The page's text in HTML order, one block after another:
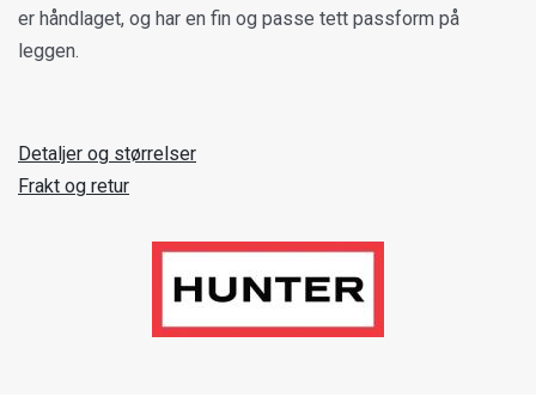
er håndlaget, og har en fin og passe tett passform på
leggen.
Detaljer og størrelser
Frakt og retur